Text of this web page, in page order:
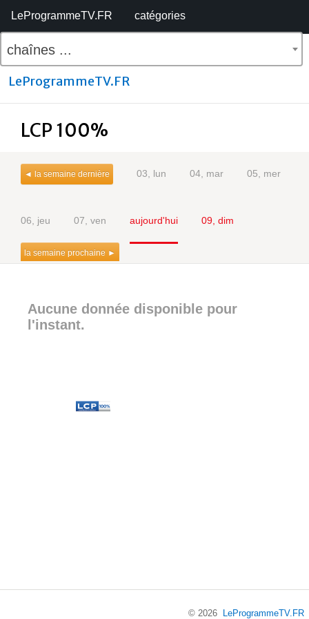
LeProgrammeTV.FR catégories
chaînes ...
LeProgrammeTV.FR
LCP 100%
◄ la semaine dernière 03, lun 04, mar 05, mer
06, jeu 07, ven aujourd'hui 09, dim
la semaine prochaine ►
Aucune donnée disponible pour
l'instant.
© 2026 LeProgrammeTV.FR